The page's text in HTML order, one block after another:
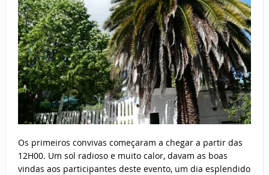
Os primeiros convivas começaram a chegar a partir das
12H00. Um sol radioso e muito calor, davam as boas
vindas aos participantes deste evento, um dia esplendido